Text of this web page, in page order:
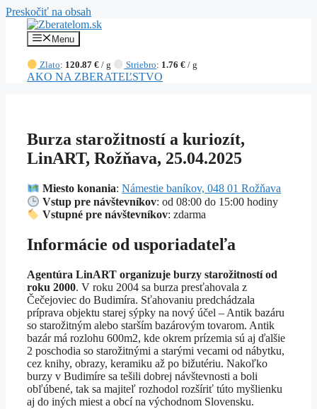
Preskočiť na obsah
Menu
Zlato: 120.87 € / g Striebro: 1.76 € / g
AKO NA ZBERATEĽSTVO
Burza starožitností a kuriozít,
LinART, Rožňava, 25.04.2025
Miesto konania:Námestie baníkov, 048 01 Rožňava
Vstup pre návštevníkov: od 08:00 do 15:00 hodiny
Vstupné pre návštevníkov: zdarma
Informácie od usporiadateľa
Agentúra LinART organizuje burzy starožitností od
roku 2000. V roku 2004 sa burza presťahovala z
Čečejoviec do Budimíra. Sťahovaniu predchádzala
príprava objektu starej sýpky na nový účel – Antik bazáru
so starožitným alebo starším bazárovým tovarom. Antik
bazár má rozlohu 600m2, kde okrem prízemia sú aj ďalšie
2 poschodia so starožitnými a starými vecami od nábytku,
cez knihy, obrazy, keramiku až po bižutériu. Nakoľko
burzy v Budimíre sa tešili dobrej návštevnosti a boli
obľúbené, tak sa majiteľ rozhodol rozšíriť túto myšlienku
aj do iných miest a obcí na východnom Slovensku.